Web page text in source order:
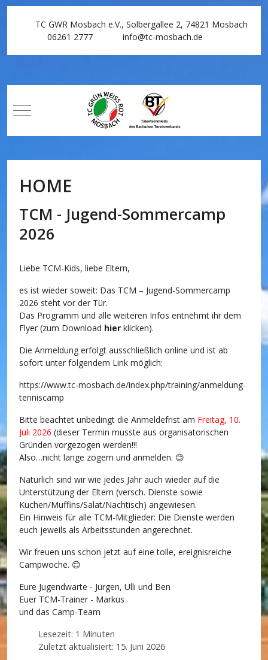
TC GWR Mosbach e.V., Solbergallee 2, 74821 Mosbach
06261 2777
info@tc-mosbach.de
Mobile Menu Toggle
HOME
TCM - Jugend-Sommercamp
2026
Liebe TCM-Kids, liebe Eltern,
es ist wieder soweit: Das TCM – Jugend-Sommercamp
2026 steht vor der Tür.
Das Programm und alle weiteren Infos entnehmt ihr dem
Flyer (zum Download hier klicken).
Die Anmeldung erfolgt ausschließlich online und ist ab
sofort unter folgendem Link möglich:
https://www.tc-mosbach.de/index.php/training/anmeldung-
tenniscamp
Bitte beachtet unbedingt die Anmeldefrist am Freitag, 10.
Juli 2026 (dieser Termin musste aus organisatorischen
Gründen vorgezogen werden!!!
Also…nicht lange zögern und anmelden. 😊
Natürlich sind wir wie jedes Jahr auch wieder auf die
Unterstützung der Eltern (versch. Dienste sowie
Kuchen/Muffins/Salat/Nachtisch) angewiesen.
Ein Hinweis für alle TCM-Mitglieder: Die Dienste werden
euch jeweils als Arbeitsstunden angerechnet.
Wir freuen uns schon jetzt auf eine tolle, ereignisreiche
Campwoche. 😊
Eure Jugendwarte - Jürgen, Ulli und Ben
Euer TCM-Trainer - Markus
und das Camp-Team
Lesezeit: 1 Minuten
Zuletzt aktualisiert: 15. Juni 2026